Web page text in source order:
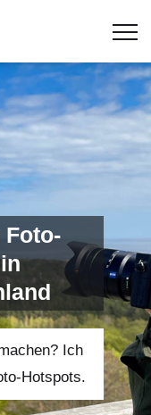
Foto-
Ich
Hotspots.